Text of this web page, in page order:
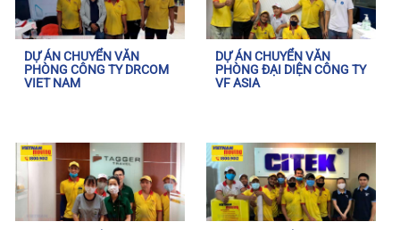
DỰ ÁN CHUYỂN VĂN
PHÒNG CÔNG TY DRCOM
VIET NAM
DỰ ÁN CHUYỂN VĂN
PHÒNG ĐẠI DIỆN CÔNG TY
VF ASIA